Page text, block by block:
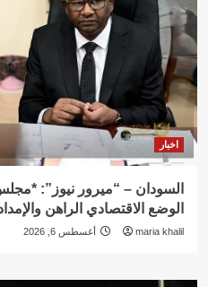
اخبار
السودان – “ميرور نيوز”:
الوضع الاقتصادي الراهن
maria khalil أغسطس 6, 2026